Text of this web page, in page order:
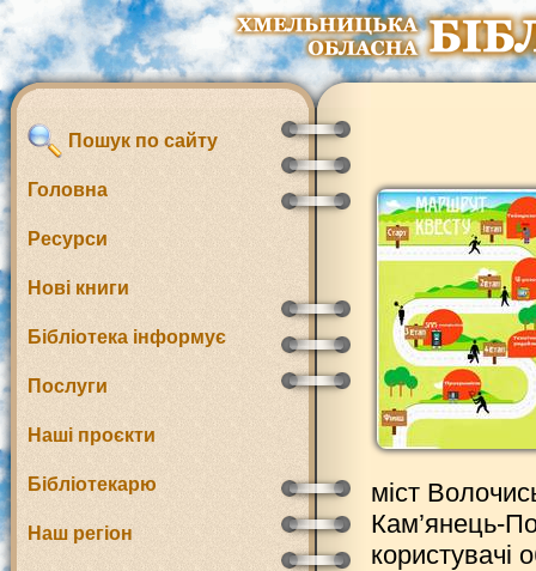
Пошук по сайту
Головна
Ресурси
Нові книги
Бібліотека інформує
Послуги
Наші проєкти
Бібліотекарю
Наш регіон
міст
Кам’янець-
користувачі